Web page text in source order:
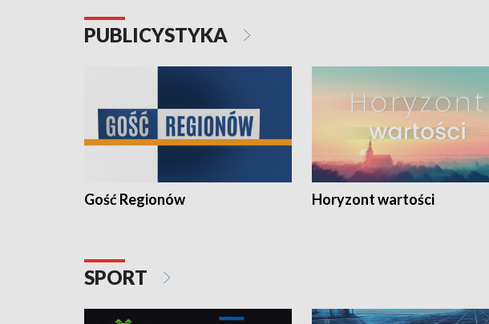
PUBLICYSTYKA
Gość Regionów Horyzont wartości
SPORT